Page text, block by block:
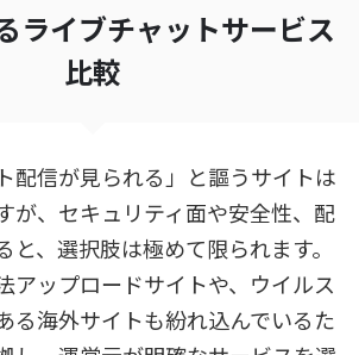
ライブチャットサービス
比較
配信が見られる」と謳うサイトは
が、セキュリティ面や安全性、配
と、選択肢は極めて限られます。
アップロードサイトや、ウイルス
る海外サイトも紛れ込んでいるた